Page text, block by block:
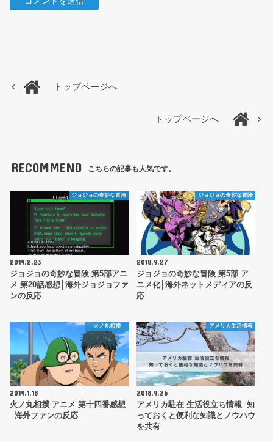
トップページへ
トップページへ
RECOMMEND こちらの記事も人気です。
ジョジョの奇妙な冒険
2019.2.23
ジョジョの奇妙な冒険 第5部アニ
メ 第20話感想│海外ジョジョファ
ンの反応
ジョジョの奇妙な冒険
2018.9.27
ジョジョの奇妙な冒険 第5部 ア
ニメ化│海外ネットメディアの反
応
火ノ丸相撲
2019.1.18
火ノ丸相撲 アニメ 第十四番感想
│海外ファンの反応
アメリカ生活情報
2018.9.26
アメリカ駐在 生活役立ち情報│知
っておくと便利な知識とノウハウ
を共有